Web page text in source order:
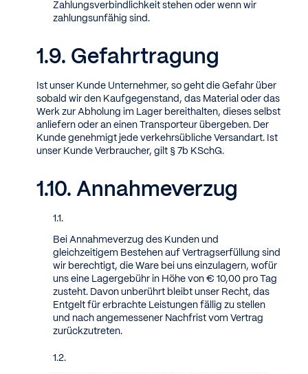
Zahlungsverbindlichkeit stehen oder wenn wir
zahlungsunfähig sind.
Gefahrtragung
Ist unser Kunde Unternehmer, so geht die Gefahr über
sobald wir den Kaufgegenstand, das Material oder das
Werk zur Abholung im Lager bereithalten, dieses selbst
anliefern oder an einen Transporteur übergeben. Der
Kunde genehmigt jede verkehrsübliche Versandart. Ist
unser Kunde Verbraucher, gilt § 7b KSchG.
Annahmeverzug
Bei Annahmeverzug des Kunden und
gleichzeitigem Bestehen auf Vertragserfüllung sind
wir berechtigt, die Ware bei uns einzulagern, wofür
uns eine Lagergebühr in Höhe von € 10,00 pro Tag
zusteht. Davon unberührt bleibt unser Recht, das
Entgelt für erbrachte Leistungen fällig zu stellen
und nach angemessener Nachfrist vom Vertrag
zurückzutreten.